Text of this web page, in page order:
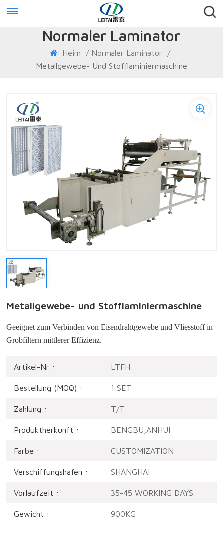
Normaler Laminator
Heim / Normaler Laminator
/
Metallgewebe- Und Stofflaminiermaschine
Metallgewebe- und Stofflaminiermaschine
Geeignet zum Verbinden von Eisendrahtgewebe und Vliesstoff in
Grobfiltern mittlerer Effizienz.
Artikel-Nr : LTFH
Bestellung (MOQ) : 1 SET
Zahlung : T/T
Produktherkunft : BENGBU,ANHUI
Farbe : CUSTOMIZATION
Verschiffungshafen : SHANGHAI
Vorlaufzeit : 35-45 WORKING DAYS
Gewicht : 900KG